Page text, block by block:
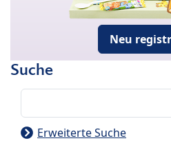
Neu
Suche
Erweiterte Suche